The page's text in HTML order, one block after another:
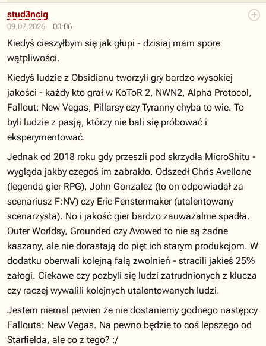
09.07.2026 00:06
stud3nciq
Kiedyś cieszyłbym się jak głupi - dzisiaj mam spore
wątpliwości.
Kiedyś ludzie z Obsidianu tworzyli gry bardzo wysokiej
jakości - każdy kto grał w KoToR 2, NWN2, Alpha Protocol,
Fallout: New Vegas, Pillarsy czy Tyranny chyba to wie. To
byli ludzie z pasją, którzy nie bali się próbować i
eksperymentować.
Jednak od 2018 roku gdy przeszli pod skrzydła MicroShitu -
wygląda jakby czegoś im zabrakło. Odszedł Chris Avellone
(legenda gier RPG), John Gonzalez (to on odpowiadał za
scenariusz F:NV) czy Eric Fenstermaker (utalentowany
scenarzysta). No i jakość gier bardzo zauważalnie spadła.
Outer Worldsy, Grounded czy Avowed to nie są żadne
kaszany, ale nie dorastają do pięt ich starym produkcjom. W
dodatku oberwali kolejną falą zwolnień - stracili jakieś 25%
załogi. Ciekawe czy pozbyli się ludzi zatrudnionych z klucza
czy raczej wywalili kolejnych utalentowanych ludzi.
Jestem niemal pewien że nie dostaniemy godnego następcy
Fallouta: New Vegas. Na pewno będzie to coś lepszego od
Starfielda, ale co z tego? :/